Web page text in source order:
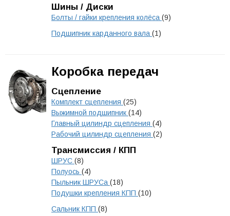
Шины / Диски
Болты / гайки крепления колёса (9)
Подшипник карданного вала (1)
Коробка передач
Сцепление
Комплект сцепления (25)
Выжимной подшипник (14)
Главный цилиндр сцепления (4)
Рабочий цилиндр сцепления (2)
Трансмиссия / КПП
ШРУС (8)
Полуось (4)
Пыльник ШРУСа (18)
Подушки крепления КПП (10)
Сальник КПП (8)